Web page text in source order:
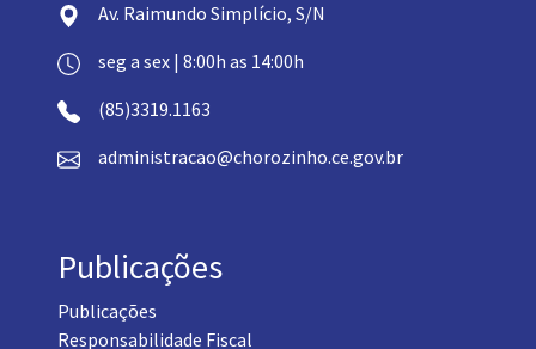
Av. Raimundo Simplício, S/N
seg a sex | 8:00h as 14:00h
(85)3319.1163
administracao@chorozinho.ce.gov.br
Publicações
Publicações
Responsabilidade Fiscal